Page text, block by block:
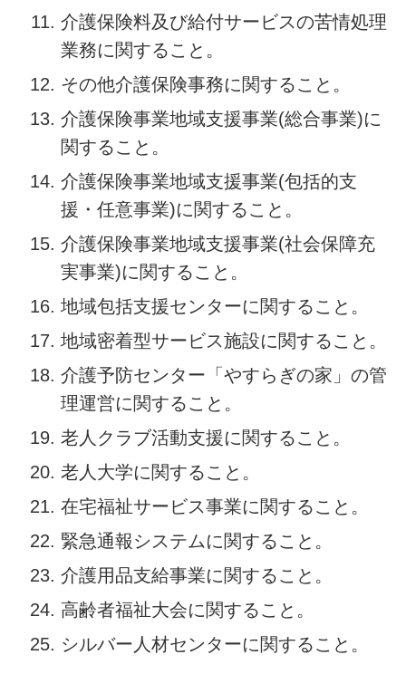
介護保険料及び給付サービスの苦情処理
業務に関すること。
その他介護保険事務に関すること。
介護保険事業地域支援事業(総合事業)に
関すること。
介護保険事業地域支援事業(包括的支
援・任意事業)に関すること。
介護保険事業地域支援事業(社会保障充
実事業)に関すること。
地域包括支援センターに関すること。
地域密着型サービス施設に関すること。
介護予防センター「やすらぎの家」の管
理運営に関すること。
老人クラブ活動支援に関すること。
老人大学に関すること。
在宅福祉サービス事業に関すること。
緊急通報システムに関すること。
介護用品支給事業に関すること。
高齢者福祉大会に関すること。
シルバー人材センターに関すること。